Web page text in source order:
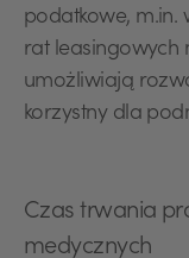
podatkowe, m.in.
rat leasingowych
umożliwiają
korzystny dla
Czas trwania
medycznych